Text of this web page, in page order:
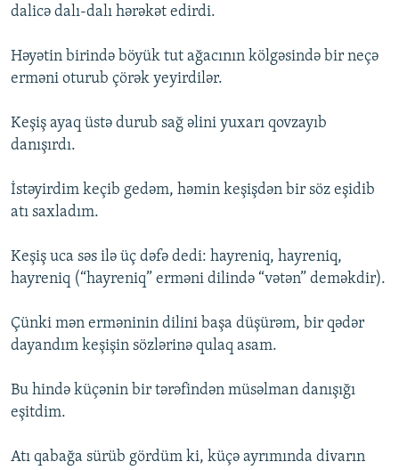
dalicə dalı-dalı hərəkət edirdi.
Həyətin birində böyük tut ağacının kölgəsində bir neçə
erməni oturub çörək yeyirdilər.
Keşiş ayaq üstə durub sağ əlini yuxarı qovzayıb
danışırdı.
İstəyirdim keçib gedəm, həmin keşişdən bir söz eşidib
atı saxladım.
Keşiş uca səs ilə üç dəfə dedi: hayreniq, hayreniq,
hayreniq (“hayreniq” erməni dilində “vətən” deməkdir).
Çünki mən erməninin dilini başa düşürəm, bir qədər
dayandım keşişin sözlərinə qulaq asam.
Bu hində küçənin bir tərəfindən müsəlman danışığı
eşitdim.
Atı qabağa sürüb gördüm ki, küçə ayrımında divarın